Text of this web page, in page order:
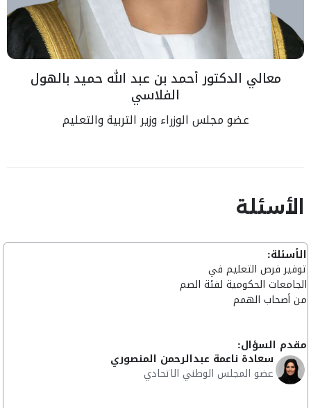
معالي الدكتور أحمد بن عبد الله حميد بالهول
الفلاسي
عضو مجلس الوزراء وزير التربية والتعليم
الأسئلة
الأسئلة:
توفير فرص التعليم في
الجامعات الحكومية لفئة الصم
من أصحاب الهمم
مقدم السؤال:
سعادة ناعمة عبدالرحمن المنصوري
عضو المجلس الوطني الاتحادي